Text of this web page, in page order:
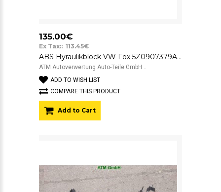
135.00€
Ex Tax:: 113.45€
ABS Hyraulikblock VW Fox 5Z0907379A 0265231626 5Z0614117B 0265800468
ATM Autoverwertung Auto-Teile GmbH ..
ADD TO WISH LIST
COMPARE THIS PRODUCT
Add to Cart